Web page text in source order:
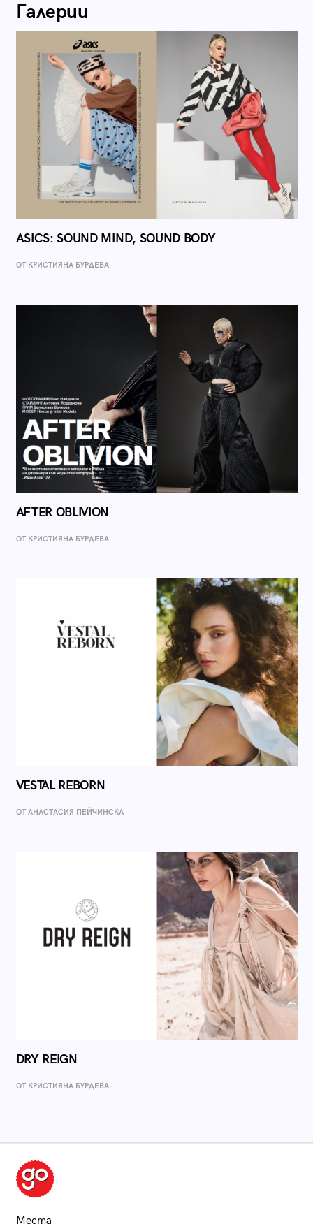
Галерии
ASICS: SOUND MIND, SOUND BODY
ОТ КРИСТИЯНА БУРДЕВА
AFTER OBLIVION
ОТ КРИСТИЯНА БУРДЕВА
VESTAL REBORN
ОТ AНАСТАСИЯ ПЕЙЧИНСКА
DRY REIGN
ОТ КРИСТИЯНА БУРДЕВА
Места